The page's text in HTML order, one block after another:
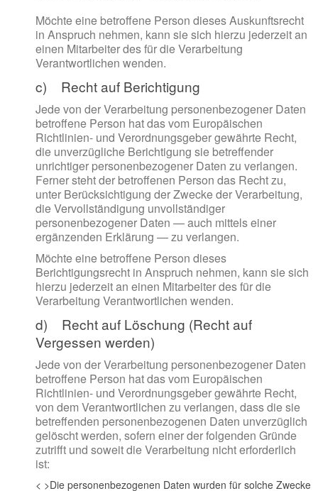
Möchte eine betroffene Person dieses Auskunftsrecht
in Anspruch nehmen, kann sie sich hierzu jederzeit an
einen Mitarbeiter des für die Verarbeitung
Verantwortlichen wenden.
c) Recht auf Berichtigung
Jede von der Verarbeitung personenbezogener Daten
betroffene Person hat das vom Europäischen
Richtlinien- und Verordnungsgeber gewährte Recht,
die unverzügliche Berichtigung sie betreffender
unrichtiger personenbezogener Daten zu verlangen.
Ferner steht der betroffenen Person das Recht zu,
unter Berücksichtigung der Zwecke der Verarbeitung,
die Vervollständigung unvollständiger
personenbezogener Daten — auch mittels einer
ergänzenden Erklärung — zu verlangen.
Möchte eine betroffene Person dieses
Berichtigungsrecht in Anspruch nehmen, kann sie sich
hierzu jederzeit an einen Mitarbeiter des für die
Verarbeitung Verantwortlichen wenden.
d) Recht auf Löschung (Recht auf
Vergessen werden)
Jede von der Verarbeitung personenbezogener Daten
betroffene Person hat das vom Europäischen
Richtlinien- und Verordnungsgeber gewährte Recht,
von dem Verantwortlichen zu verlangen, dass die sie
betreffenden personenbezogenen Daten unverzüglich
gelöscht werden, sofern einer der folgenden Gründe
zutrifft und soweit die Verarbeitung nicht erforderlich
ist:
< >Die personenbezogenen Daten wurden für solche Zwecke